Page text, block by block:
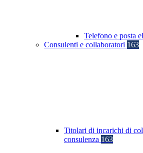
Telefono e posta
Consulenti e collaboratori 163
Titolari di incarichi di
consulenza 163